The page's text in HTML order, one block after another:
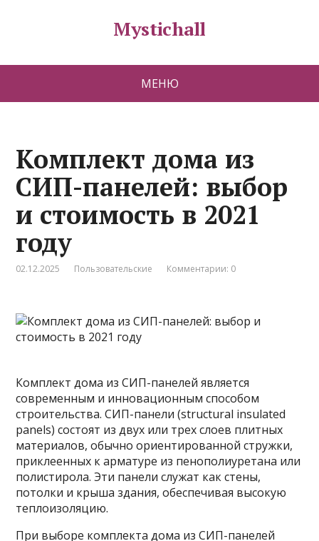
Mystichall
МЕНЮ
Комплект дома из
СИП-панелей: выбор
и стоимость в 2021
году
02.12.2025 Пользовательские Комментарии: 0
Комплект дома из СИП-панелей является
современным и инновационным способом
строительства. СИП-панели (structural insulated
panels) состоят из двух или трех слоев плитных
материалов, обычно ориентированной стружки,
приклеенных к арматуре из пенополиуретана или
полистирола. Эти панели служат как стены,
потолки и крыша здания, обеспечивая высокую
теплоизоляцию.
При выборе комплекта дома из СИП-панелей